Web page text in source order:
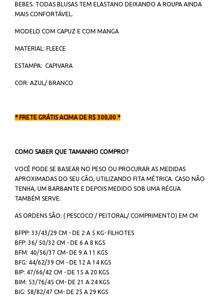
BEBES. TODAS BLUSAS TEM ELASTANO DEIXANDO A ROUPA AINDA
MAIS CONFORTÁVEL.
MODELO COM CAPUZ E COM MANGA
MATERIAL: FLEECE
ESTAMPA: CAPIVARA
COR: AZUL/ BRANCO
* FRETE GRÁTIS ACIMA DE R$ 300,00 *
COMO SABER QUE TAMANHO COMPRO?
VOCÊ PODE SE BASEAR NO PESO OU PROCURAR AS MEDIDAS
APROXIMADAS DO SEU CÃO, UTILIZANDO FITA MÉTRICA. CASO NÃO
TENHA, UM BARBANTE E DEPOIS MEDIDO SOB UMA RÉGUA
TAMBÉM SERVE.
AS ORDENS SÃO: ( PESCOCO / PEITORAL/ COMPRIMENTO) EM CM
BFPP: 33/43/29 CM - DE 2 A 5 KG- FILHOTES
BFP: 36/ 50/32 CM - DE 6 A 8 KGS
BFM: 40/56/37 CM- DE 9 A 11 KGS
BFG: 44/62/39 CM - DE 12 A 14 KGS
BIP: 47/66/42 CM - DE 15 A 20 KGS
BIM: 53/76/45 CM- DE 21 A 24 KGS
BIG: 58/82/47 CM- DE 25 A 29 KGS